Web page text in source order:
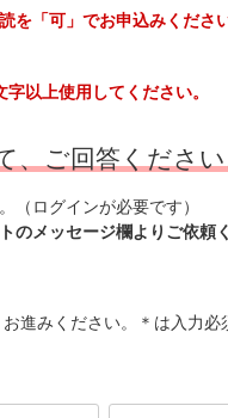
を「可」でお申込みくださ
以上使用してください。
、ご回答ください
（ログインが必要です）
のメッセージ欄よりご依
進みください。＊は入力必